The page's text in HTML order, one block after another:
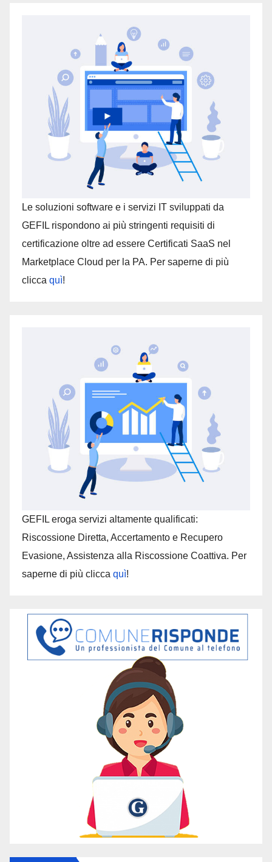
Le soluzioni software e i servizi IT sviluppati da
GEFIL rispondono ai più stringenti requisiti di
certificazione oltre ad essere Certificati SaaS nel
Marketplace Cloud per la PA. Per saperne di più
clicca quì!
GEFIL eroga servizi altamente qualificati:
Riscossione Diretta, Accertamento e Recupero
Evasione, Assistenza alla Riscossione Coattiva. Per
saperne di più clicca quì!